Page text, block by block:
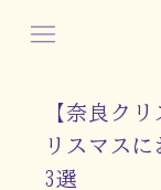
【奈良ク
リスマス
3選